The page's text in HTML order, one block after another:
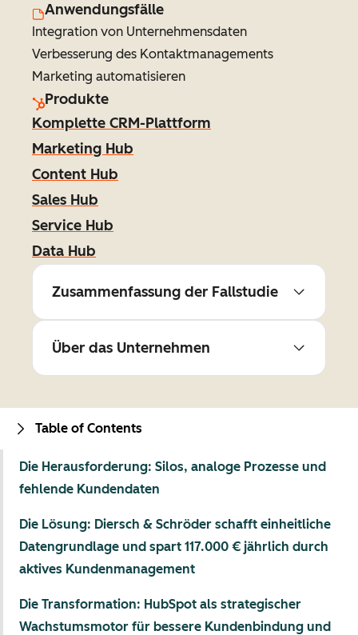
Anwendungsfälle
Integration von Unternehmensdaten
Verbesserung des Kontaktmanagements
Marketing automatisieren
Produkte
Komplette CRM-Plattform
Marketing Hub
Content Hub
Sales Hub
Service Hub
Data Hub
Zusammenfassung der Fallstudie
Über das Unternehmen
Table of Contents
Die Herausforderung: Silos, analoge Prozesse und
fehlende Kundendaten
Die Lösung: Diersch & Schröder schafft einheitliche
Datengrundlage und spart 117.000 € jährlich durch
aktives Kundenmanagement
Die Transformation: HubSpot als strategischer
Wachstumsmotor für bessere Kundenbindung und